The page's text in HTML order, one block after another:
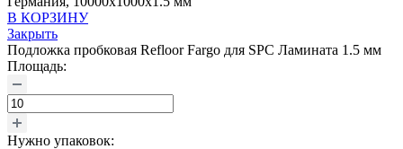
В КОРЗИНУ
Закрыть
Подложка пробковая Refloor Fargo для SPC Ламината 1.5 мм
Площадь:
Нужно упаковок: